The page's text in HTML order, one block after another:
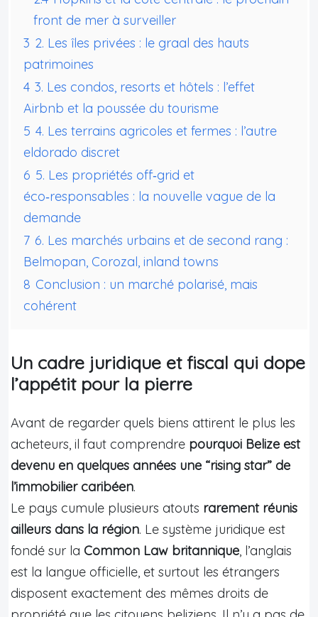
front de mer à surveiller
3 2. Les îles privées : le graal des hauts
patrimoines
4 3. Les condos, resorts et hôtels : l’effet
Airbnb et la poussée du tourisme
5 4. Les terrains agricoles et fermes : l’autre
eldorado discret
6 5. Les propriétés off‑grid et
éco‑responsables : la nouvelle vague de la
demande
7 6. Les marchés urbains et de second rang :
Belmopan, Corozal, inland towns
8 Conclusion : un marché polarisé, mais
cohérent
Un cadre juridique et fiscal qui dope
l’appétit pour la pierre
Avant de regarder quels biens attirent le plus les
acheteurs, il faut comprendre pourquoi Belize est
devenu en quelques années une “rising star” de
l’immobilier caribéen.
Le pays cumule plusieurs atouts rarement réunis
ailleurs dans la région. Le système juridique est
fondé sur la Common Law britannique, l’anglais
est la langue officielle, et surtout les étrangers
disposent exactement des mêmes droits de